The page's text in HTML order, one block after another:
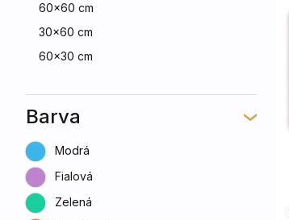
60x60 cm
30x60 cm
60x30 cm
Barva
Modrá
Fialová
Zelená